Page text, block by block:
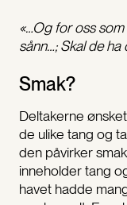
«…Og for oss
sånn…; Skal de ha
Smak?
Deltakerne
de ulike tang og
den påvirker
inneholder tang
havet hadde